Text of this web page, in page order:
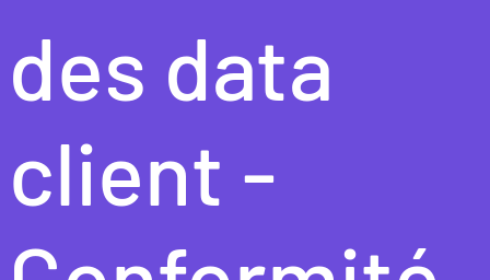
des data
client -